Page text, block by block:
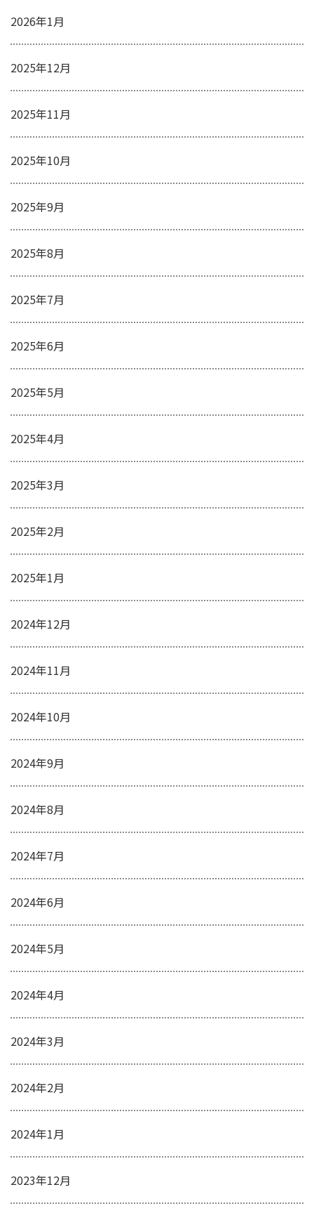
2026年1月
2025年12月
2025年11月
2025年10月
2025年9月
2025年8月
2025年7月
2025年6月
2025年5月
2025年4月
2025年3月
2025年2月
2025年1月
2024年12月
2024年11月
2024年10月
2024年9月
2024年8月
2024年7月
2024年6月
2024年5月
2024年4月
2024年3月
2024年2月
2024年1月
2023年12月